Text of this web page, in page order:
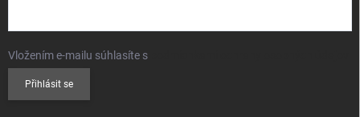
Vložením e-mailu súhlasíte s
Přihlásit se